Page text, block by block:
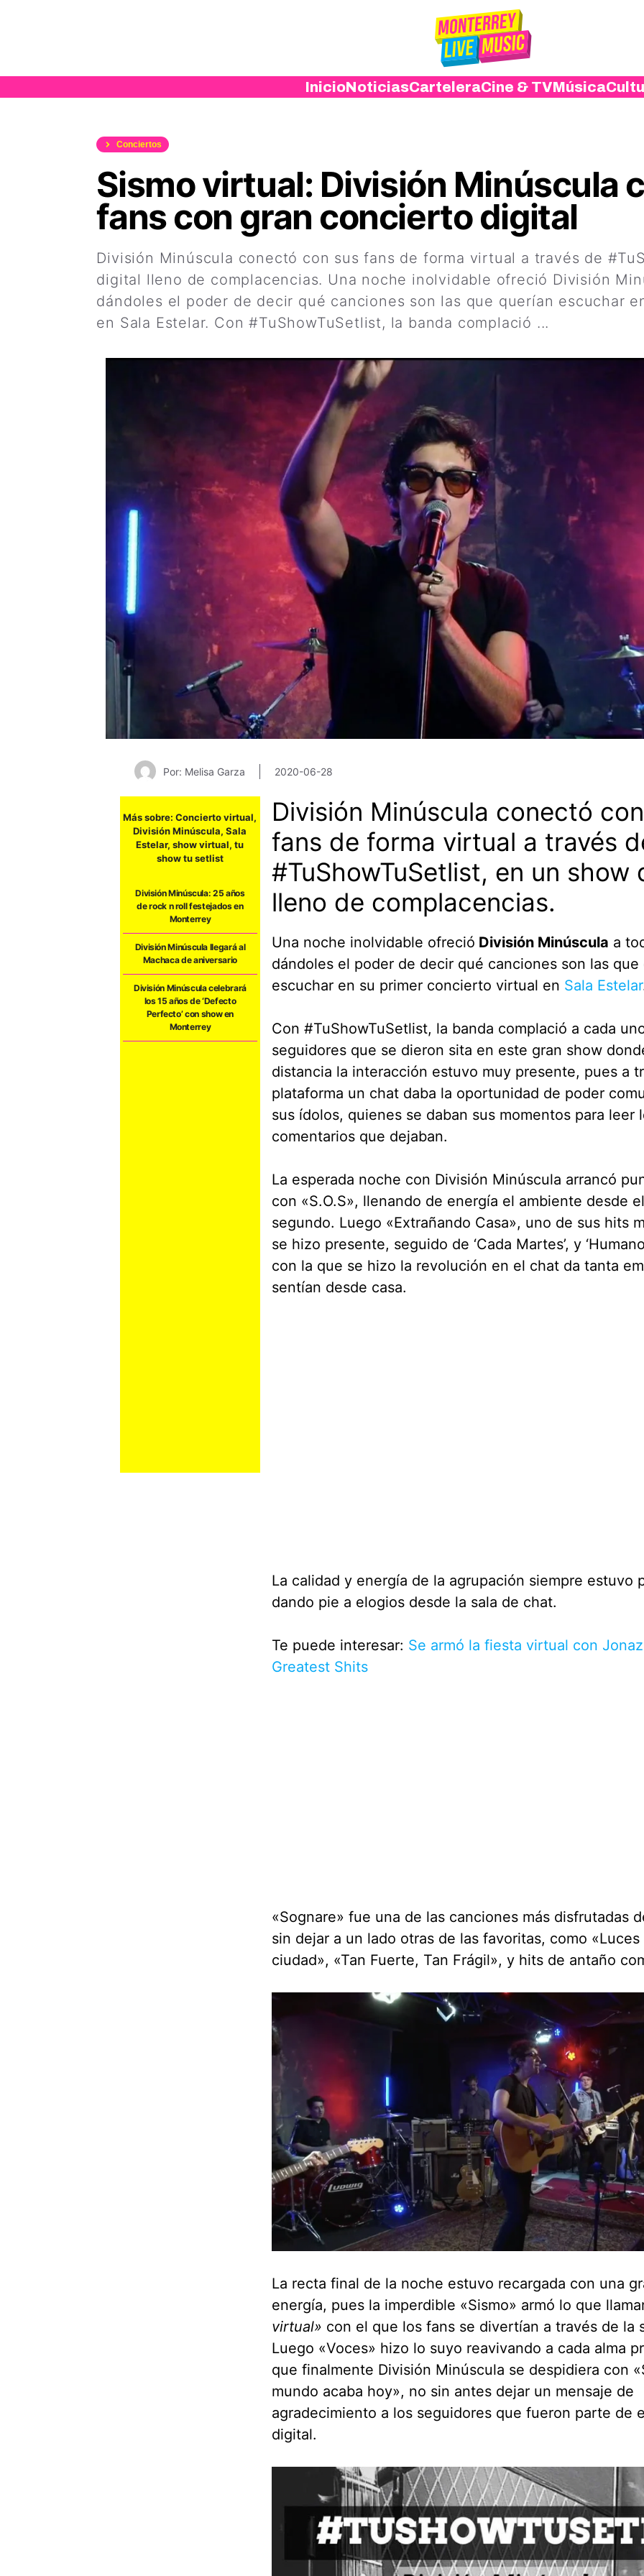
InicioNoticiasCarteleraCine & TVMúsica
Conciertos
Sismo virtual: División Minúscula
fans con gran concierto digital
División Minúscula conectó con sus fans de forma virtual a través de
digital lleno de complacencias. Una noche inolvidable ofreció División
dándoles el poder de decir qué canciones son las que querían escuchar
en Sala Estelar. Con #TuShowTuSetlist, la banda complació ...
Por: Melisa Garza 2020-06-28
Más sobre:Concierto virtual,
División Minúscula,Sala
Estelar,show virtual,tu
show tu setlist
División Minúscula: 25 años
de rock n roll festejados en
Monterrey
División Minúscula llegará al
Machaca de aniversario
División Minúscula celebrará
los 15 años de ‘Defecto
Perfecto’ con show en
Monterrey
División Minúscula conectó
fans de forma virtual a través
#TuShowTuSetlist, en un show
lleno de complacencias.
Una noche inolvidable ofreció División Minúscula a
dándoles el poder de decir qué canciones son las que
escuchar en su primer concierto virtual en Sala Estelar
Con #TuShowTuSetlist, la banda complació a cada
seguidores que se dieron sita en este gran show
distancia la interacción estuvo muy presente, pues a
plataforma un chat daba la oportunidad de poder
sus ídolos, quienes se daban sus momentos para leer
comentarios que dejaban.
La esperada noche con División Minúscula arrancó
con «S.O.S», llenando de energía el ambiente desde
segundo. Luego «Extrañando Casa», uno de sus hits
se hizo presente, seguido de ‘Cada Martes’, y
con la que se hizo la revolución en el chat da tanta
sentían desde casa.
La calidad y energía de la agrupación siempre estuvo
dando pie a elogios desde la sala de chat.
Te puede interesar: Se armó la fiesta virtual con
Greatest Shits
«Sognare» fue una de las canciones más disfrutadas
sin dejar a un lado otras de las favoritas, como «Luces
ciudad», «Tan Fuerte, Tan Frágil», y hits de antaño
La recta final de la noche estuvo recargada con una
energía, pues la imperdible «Sismo» armó lo que
virtual» con el que los fans se divertían a través de la
Luego «Voces» hizo lo suyo reavivando a cada alma
que finalmente División Minúscula se despidiera con
mundo acaba hoy», no sin antes dejar un mensaje de
agradecimiento a los seguidores que fueron parte de
digital.